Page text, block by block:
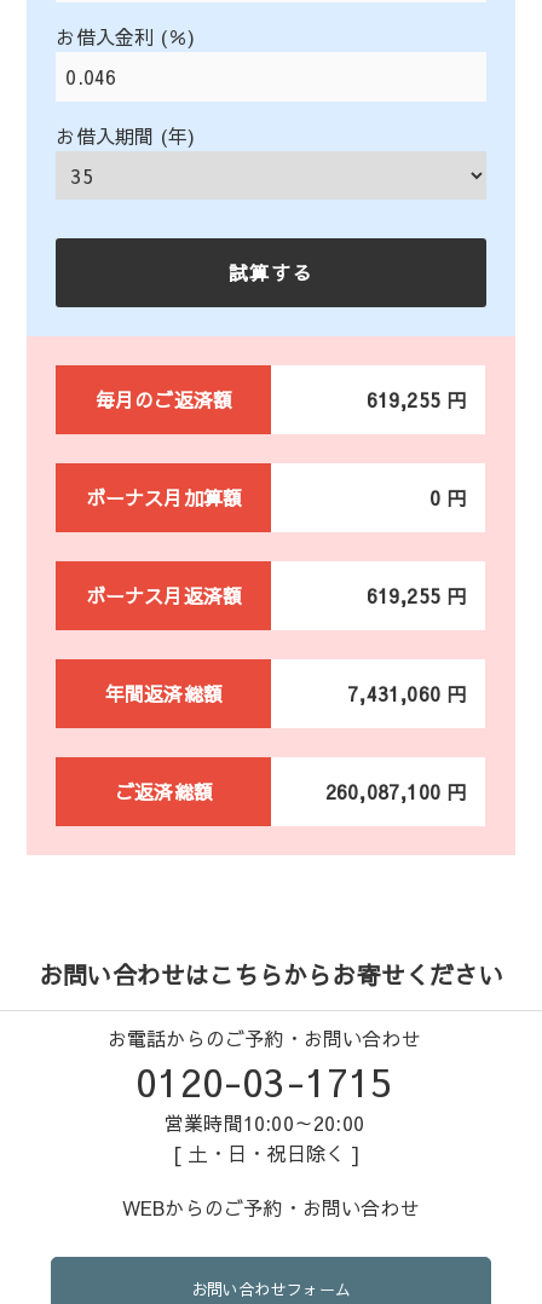
お借入金利 (％)
お借入期間 (年)
毎月のご返済額 619,255 円
ボーナス月加算額 0 円
ボーナス月返済額 619,255 円
年間返済総額 7,431,060 円
ご返済総額 260,087,100 円
お問い合わせはこちらからお寄せください
お電話からのご予約・お問い合わせ
0120-03-1715
営業時間10:00～20:00
[ 土・日・祝日除く ]
WEBからのご予約・お問い合わせ
お問い合わせフォーム